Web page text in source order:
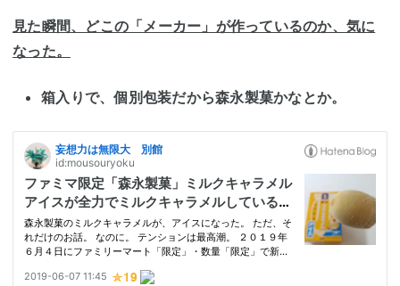
見た瞬間、どこの「メーカー」が作っているのか、気に
なった。
箱入りで、個別包装だから森永製菓かなとか。